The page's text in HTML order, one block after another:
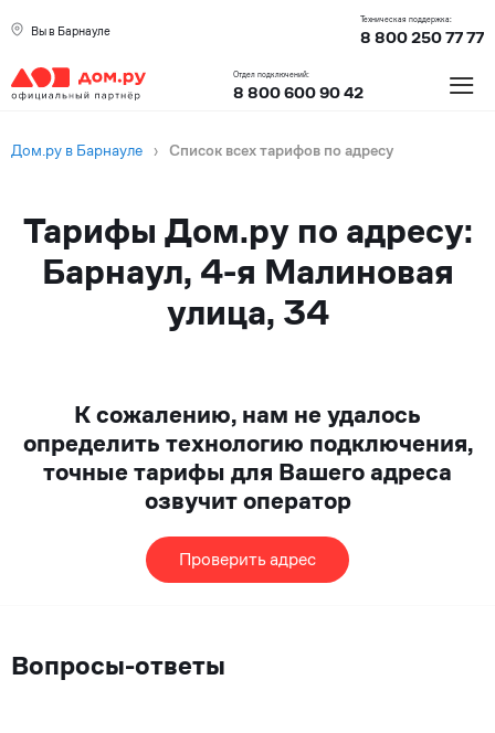
Вы в Барнауле
Техническая поддержка:
8 800 250 77 77
Отдел подключений:
8 800 600 90 42 ≡
Дом.ру в Барнауле › Список всех тарифов по адресу
Тарифы Дом.ру по адресу:
Барнаул, 4-я Малиновая
улица, 34
К сожалению, нам не удалось
определить технологию подключения,
точные тарифы для Вашего адреса
озвучит оператор
Проверить адрес
Вопросы-ответы